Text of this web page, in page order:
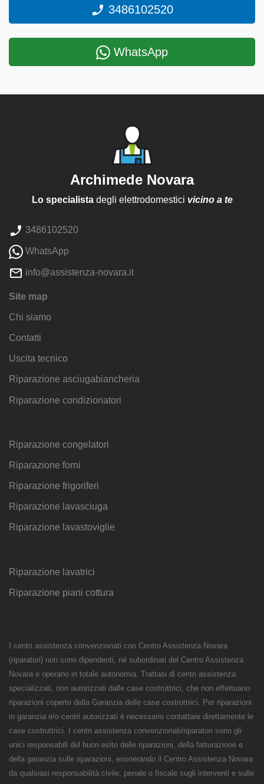
3486102520
WhatsApp
Archimede Novara
Lo specialistadegli elettrodomestici vicino a te
3486102520
WhatsApp
info@assistenza-novara.it
Site map
Chi siamo
Contatti
Uscita tecnico
Riparazione asciugabiancheria
Riparazione condizionatori
Riparazione congelatori
Riparazione forni
Riparazione frigoriferi
Riparazione lavasciuga
Riparazione lavastoviglie
Riparazione lavatrici
Riparazione piani cottura
I centri assistenza convenzionati con Centro Assistenza Novara
(riparatori) non sono dipendenti, né subordinati del Centro Assistenza
Novara e operano in totale autonomia. Trattasi di centri assistenza
specializzati, non autorizzati dalle case costruttrici, che non effettuano
riparazioni coperte dalla Garanzia delle case costruttrici. Per riparazioni
in garanzia e/o centri autorizzati è necessario contattare direttamente le
case costruttrici. I centri assistenza convenzionati/riparatori sono gli
unici responsabili del buon esito delle riparazioni, della fatturazione e
della garanzia sulle riparazioni, esonerando il Centro Assistenza Novara
da qualsiasi responsabilità civile, penale o fiscale sugli interventi e sulle